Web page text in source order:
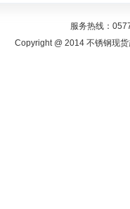
服务热线：
Copyright @ 2014 不锈钢现